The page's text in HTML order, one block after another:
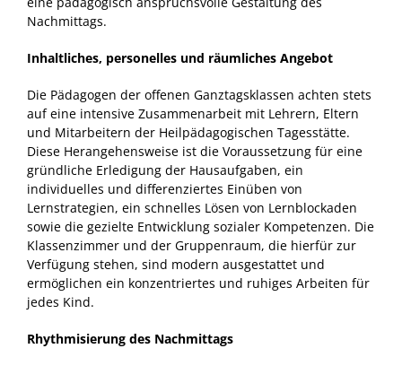
Nachmittags.
Inhaltliches, personelles und räumliches Angebot
Die Pädagogen der offenen Ganztagsklassen achten stets
auf eine intensive Zusammenarbeit mit Lehrern, Eltern
und Mitarbeitern der Heilpädagogischen Tagesstätte.
Diese Herangehensweise ist die Voraussetzung für eine
gründliche Erledigung der Hausaufgaben, ein
individuelles und differenziertes Einüben von
Lernstrategien, ein schnelles Lösen von Lernblockaden
sowie die gezielte Entwicklung sozialer Kompetenzen. Die
Klassenzimmer und der Gruppenraum, die hierfür zur
Verfügung stehen, sind modern ausgestattet und
ermöglichen ein konzentriertes und ruhiges Arbeiten für
jedes Kind.
Rhythmisierung des Nachmittags